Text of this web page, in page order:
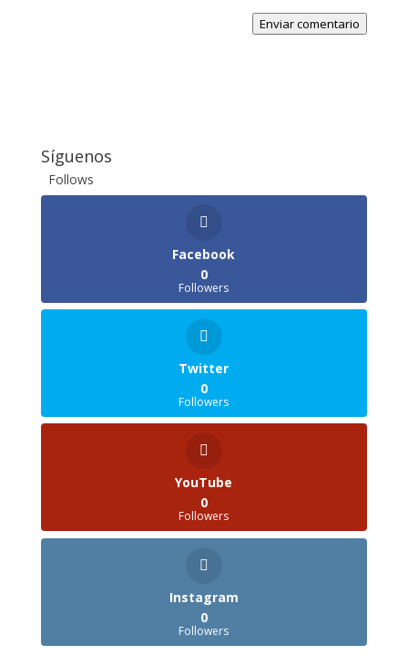
Enviar comentario
Síguenos
Follows
Facebook
0
Followers
Twitter
0
Followers
YouTube
0
Followers
Instagram
0
Followers